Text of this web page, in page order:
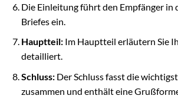
Die Einleitung führt den Empfänger in
Briefes ein.
Hauptteil:Im Hauptteil erläutern Sie
detailliert.
Schluss:Der Schluss fasst die
zusammen und enthält eine